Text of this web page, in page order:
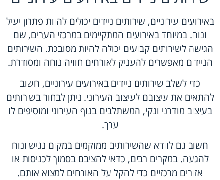
באירועים עירוניים, שירותים ניידים יכולים להוות פתרון יעיל
ונוח. במיוחד באירועים המתקיימים במרכזי הערים, שם
הגישה לשירותים קבועים יכולה להיות מסובכת. השירותים
הניידים מאפשרים להעניק לאורחים חוויה נוחה ומסודרת.
כדי לשלב שירותים ניידים באירועים עירוניים, חשוב
להתאים את עיצובם לעיצוב העירוני. ניתן לבחור בשירותים
בעיצוב מודרני ונקי, המשתלבים בנוף העירוני ומוסיפים לו
ערך.
חשוב גם לוודא שהשירותים ממוקמים במקום נגיש ונוח
להגעה. במקרים רבים, כדאי להציבם בסמוך לכניסות או
אזורים מרכזיים כדי להקל על האורחים למצוא אותם.